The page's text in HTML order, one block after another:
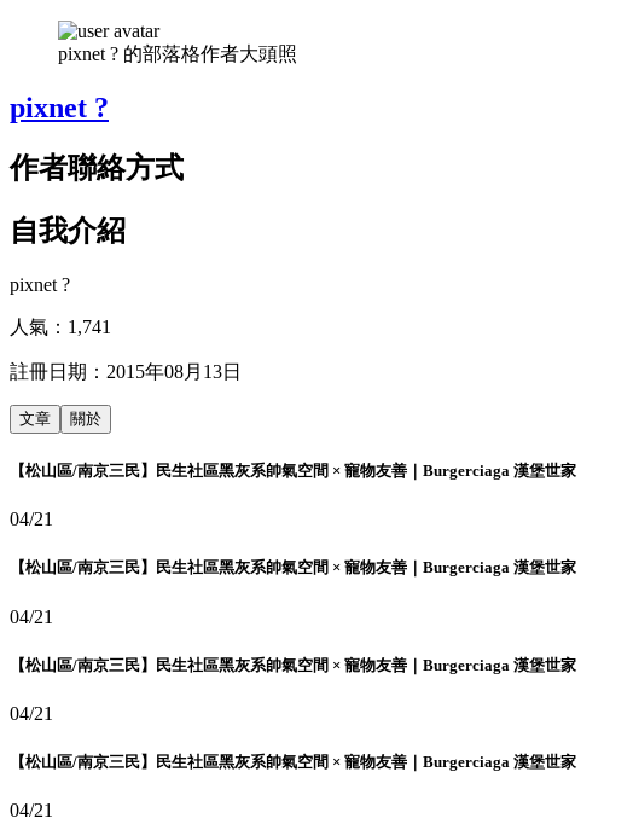
pixnet ? 的部落格作者大頭照
pixnet ?
作者聯絡方式
自我介紹
pixnet ?
人氣： 1,741
註冊日期： 2015年08月13日
文章 關於
【松山區/南京三民】民生社區黑灰系帥氣空間 × 寵物友善｜Burgerciaga 漢堡世家
04/21
【松山區/南京三民】民生社區黑灰系帥氣空間 × 寵物友善｜Burgerciaga 漢堡世家
04/21
【松山區/南京三民】民生社區黑灰系帥氣空間 × 寵物友善｜Burgerciaga 漢堡世家
04/21
【松山區/南京三民】民生社區黑灰系帥氣空間 × 寵物友善｜Burgerciaga 漢堡世家
04/21